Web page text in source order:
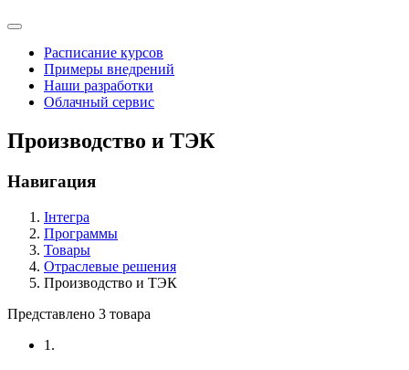
Расписание курсов
Примеры внедрений
Наши разработки
Облачный сервис
Производство и ТЭК
Навигация
Інтегра
Программы
Товары
Отраслевые решения
Производство и ТЭК
Представлено 3 товара
1.